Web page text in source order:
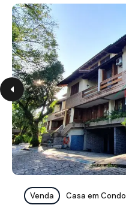
Venda Casa em